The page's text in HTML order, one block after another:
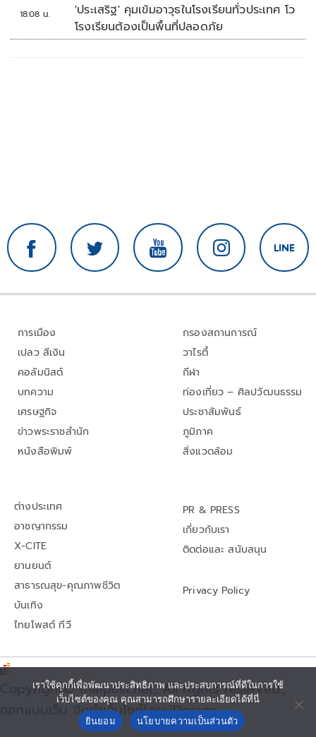
18:08 น.
'ประเสริฐ' คุมเข้มอาวุธในโรงเรียนทั่วประเทศ โว
โรงเรียนต้องเป็นพื้นที่ปลอดภัย
การเมือง
เปลว สีเงิน
คอลัมนิสต์
บทความ
เศรษฐกิจ
ข่าวพระราชสำนัก
หนังสือพิมพ์
กรองสถานการณ์
วาไรตี้
กีฬา
ท่องเที่ยว – ศิลปวัฒนธรรม
ประชาสัมพันธ์
ภูมิภาค
สิ่งแวดล้อม
ต่างประเทศ
อาชญากรรม
X-CITE
ยานยนต์
สาธารณสุข-คุณภาพชีวิต
บันเทิง
ไทยโพสต์ ทีวี
PR & PRESS
เกี่ยวกับเรา
ติดต่อและ สนับสนุน
Privacy Policy
Copyright© thaipost.net, All rights reserved.,
ออกแบบเว็บ จัดทำเว็บไซต์โดย iDesign
เราใช้คุกกี้เพื่อพัฒนาประสิทธิภาพ และประสบการณ์ที่ดีในการใช้
เว็บไซต์ของคุณ คุณสามารถศึกษารายละเอียดได้ที่นี่
ยินยอม
นโยบายความเป็นส่วนตัว